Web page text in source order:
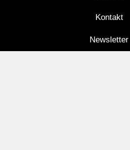
Kontakt
Newsletter